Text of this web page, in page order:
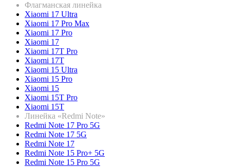
Флагманская линейка
Xiaomi 17 Ultra
Xiaomi 17 Pro Max
Xiaomi 17 Pro
Xiaomi 17
Xiaomi 17T Pro
Xiaomi 17T
Xiaomi 15 Ultra
Xiaomi 15 Pro
Xiaomi 15
Xiaomi 15T Pro
Xiaomi 15T
Линейка «Redmi Note»
Redmi Note 17 Pro 5G
Redmi Note 17 5G
Redmi Note 17
Redmi Note 15 Pro+ 5G
Redmi Note 15 Pro 5G